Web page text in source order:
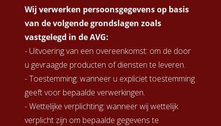
Wij verwerken persoonsgegevens op basis
van de volgende grondslagen zoals
vastgelegd in de AVG:
- Uitvoering van een overeenkomst: om de door
u gevraagde producten of diensten te leveren.
- Toestemming: wanneer u expliciet toestemming
geeft voor bepaalde verwerkingen.
- Wettelijke verplichting: wanneer wij wettelijk
verplicht zijn om bepaalde gegevens te